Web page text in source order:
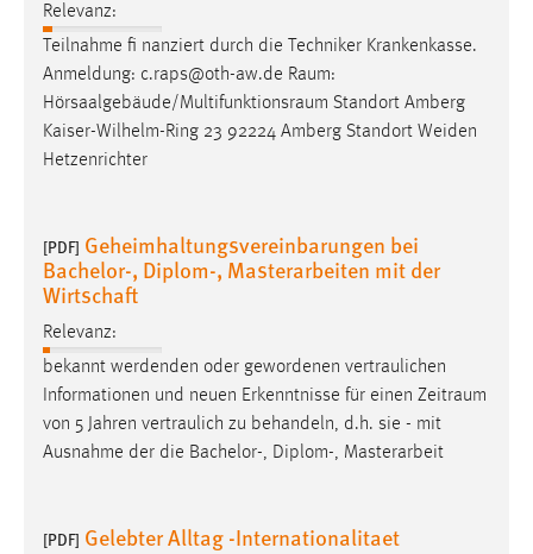
Relevanz:
Teilnahme fi nanziert durch die Techniker Krankenkasse.
Anmeldung: c.raps@oth-aw.de Raum:
Hörsaalgebäude/Multifunktionsraum Standort Amberg
Kaiser-Wilhelm-Ring 23 92224 Amberg Standort Weiden
Hetzenrichter
[PDF] Geheimhaltungsvereinbarungen bei
Bachelor-, Diplom-, Masterarbeiten mit der
Wirtschaft
Relevanz:
bekannt werdenden oder gewordenen vertraulichen
Informationen und neuen Erkenntnisse für einen Zeitraum
von 5 Jahren vertraulich zu behandeln, d.h. sie - mit
Ausnahme der die Bachelor-, Diplom-, Masterarbeit
[PDF] Gelebter Alltag -Internationalitaet